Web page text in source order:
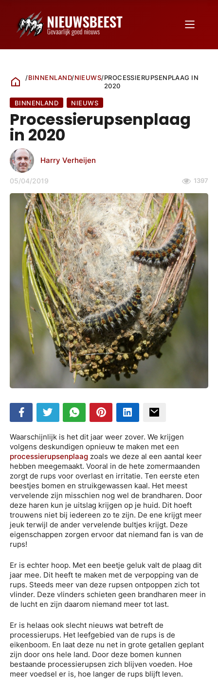
/BINNENLAND/NIEUWS/PROCESSIERUPSENPLAAG IN
2020
BINNENLAND NIEUWS
Processierupsenplaag
in 2020
Harry Verheijen
05/04/2019 1397
Waarschijnlijk is het dit jaar weer zover. We krijgen
volgens deskundigen opnieuw te maken met een
processierupsenplaag zoals we deze al een aantal keer
hebben meegemaakt. Vooral in de hete zomermaanden
zorgt de rups voor overlast en irritatie. Ten eerste eten
beestjes bomen en struikgewassen kaal. Het meest
vervelende zijn misschien nog wel de brandharen. Door
deze haren kun je uitslag krijgen op je huid. Dit hoeft
trouwens niet bij iedereen zo te zijn. De ene krijgt meer
jeuk terwijl de ander vervelende bultjes krijgt. Deze
eigenschappen zorgen ervoor dat niemand fan is van de
rups!
Er is echter hoop. Met een beetje geluk valt de plaag dit
jaar mee. Dit heeft te maken met de verpopping van de
rups. Steeds meer van deze rupsen ontpoppen zich tot
vlinder. Deze vlinders schieten geen brandharen meer in
de lucht en zijn daarom niemand meer tot last.
Er is helaas ook slecht nieuws wat betreft de
processierups. Het leefgebied van de rups is de
eikenboom. En laat deze nu net in grote getallen geplant
zijn door ons hele land. Door deze bomen kunnen
bestaande processierupsen zich blijven voeden. Hoe
meer voedsel er is, hoe langer de rups blijft leven.